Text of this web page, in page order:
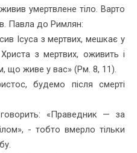
умертвлене тіло. Варто
Павла до Римлян:
Ісуса з мертвих, мешкає у
з мертвих, оживить і
що живе у вас» (Рм. 8, 11).
будемо після смерті
«Праведник — за
- тобто вмерло тільки